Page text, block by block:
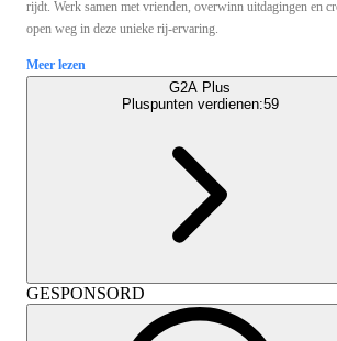
rijdt. Werk samen met vrienden, overwinn uitdagingen en
open weg in deze unieke rij-ervaring.
Meer lezen
G2A Plus
Pluspunten verdienen:59
GESPONSORD